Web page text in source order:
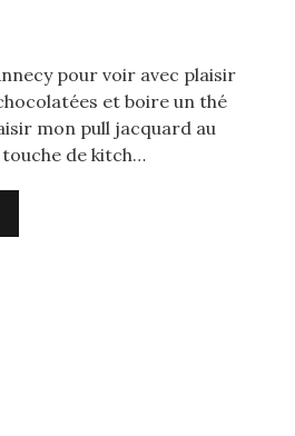
pour voir avec plaisir
et boire un thé
mon pull jacquard au
de kitch…